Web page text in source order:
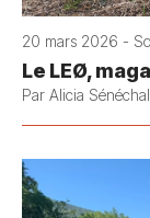
20 mars 2026 -
Le LEØ,
Par Alicia Sénéchal